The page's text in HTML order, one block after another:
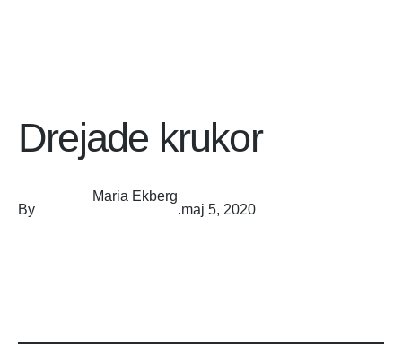
Drejade krukor
By
Maria Ekberg
.maj 5, 2020